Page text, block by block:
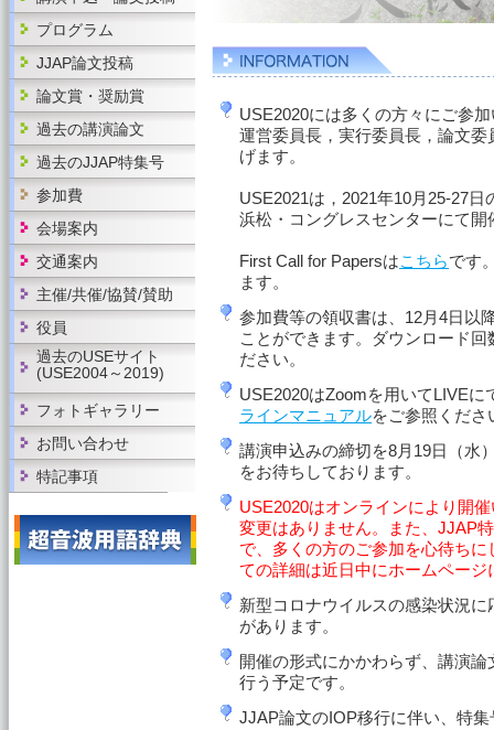
プログラム
JJAP論文投稿
論文賞・奨励賞
過去の講演論文
過去のJJAP特集号
参加費
会場案内
交通案内
主催/共催/協賛/賛助
役員
過去のUSEサイト
(USE2004～2019)
フォトギャラリー
お問い合わせ
特記事項
USE2020には多くの方々にご参
運営委員長，実行委員長，論文
げます。
USE2021は，2021年10月25-27
浜松・コングレスセンターにて開
First Call for Papersはこちらです
ます。
参加費等の領収書は、12月4日以
ことができます。ダウンロード
ださい。
USE2020はZoomを用いてLIVE
ラインマニュアルをご参照くださ
講演申込みの締切を8月19日（水
をお待ちしております。
USE2020はオンラインにより開
変更はありません。また、JJAP
で、多くの方のご参加を心待ち
ての詳細は近日中にホームペー
新型コロナウイルスの感染状況
があります。
開催の形式にかかわらず、講演
行う予定です。
JJAP論文のIOP移行に伴い、特